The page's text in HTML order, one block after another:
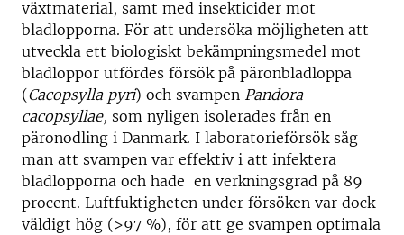
växtmaterial, samt med insekticider mot
bladlopporna. För att undersöka möjligheten att
utveckla ett biologiskt bekämpningsmedel mot
bladloppor utfördes försök på päronbladloppa
(Cacopsylla pyri) och svampen Pandora
cacopsyllae, som nyligen isolerades från en
päronodling i Danmark. I laboratorieförsök såg
man att svampen var effektiv i att infektera
bladlopporna och hade en verkningsgrad på 89
procent. Luftfuktigheten under försöken var dock
väldigt hög (>97 %), för att ge svampen optimala